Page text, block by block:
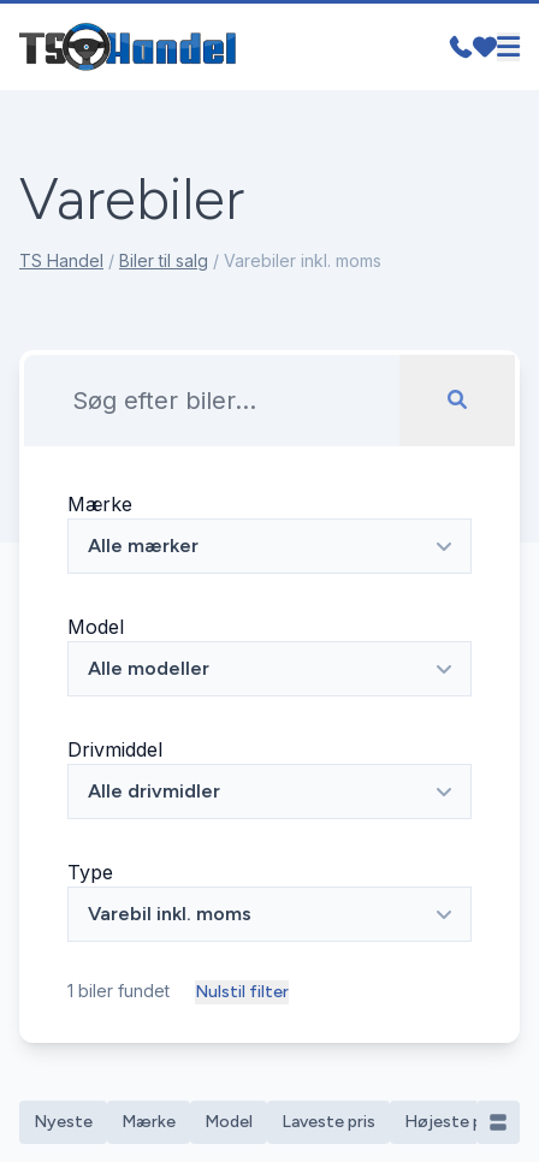
Varebiler
TS Handel / Biler til salg / Varebiler inkl. moms
Mærke
Alle mærker
Model
Alle modeller
Drivmiddel
Alle drivmidler
Type
Varebil inkl. moms
1 biler fundet Nulstil filter
Nyeste Mærke Model Laveste pris Højeste pris